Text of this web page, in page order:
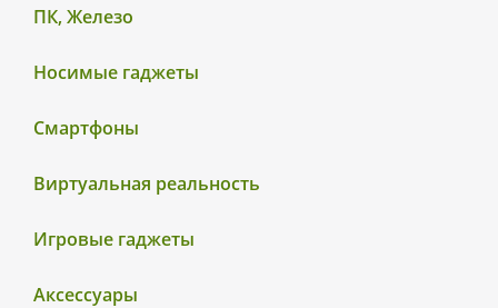
ПК, Железо
Носимые гаджеты
Смартфоны
Виртуальная реальность
Игровые гаджеты
Аксессуары